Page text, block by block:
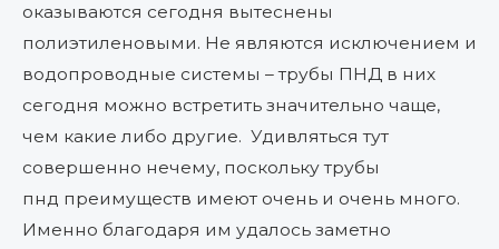
оказываются сегодня вытеснены
полиэтиленовыми. Не являются исключением и
водопроводные системы – трубы ПНД в них
сегодня можно встретить значительно чаще,
чем какие либо другие. Удивляться тут
совершенно нечему, поскольку трубы
пнд преимуществ имеют очень и очень много.
Именно благодаря им удалось заметно